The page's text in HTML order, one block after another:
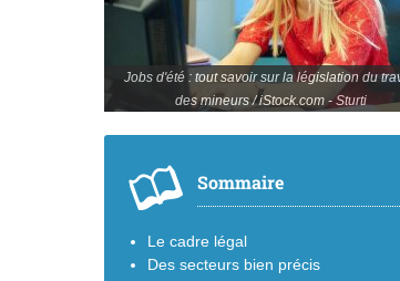
Jobs d'été : tout savoir sur la législation du
des mineurs / iStock.com - Sturti
Sommaire
Le cadre légal
Des secteurs bien précis